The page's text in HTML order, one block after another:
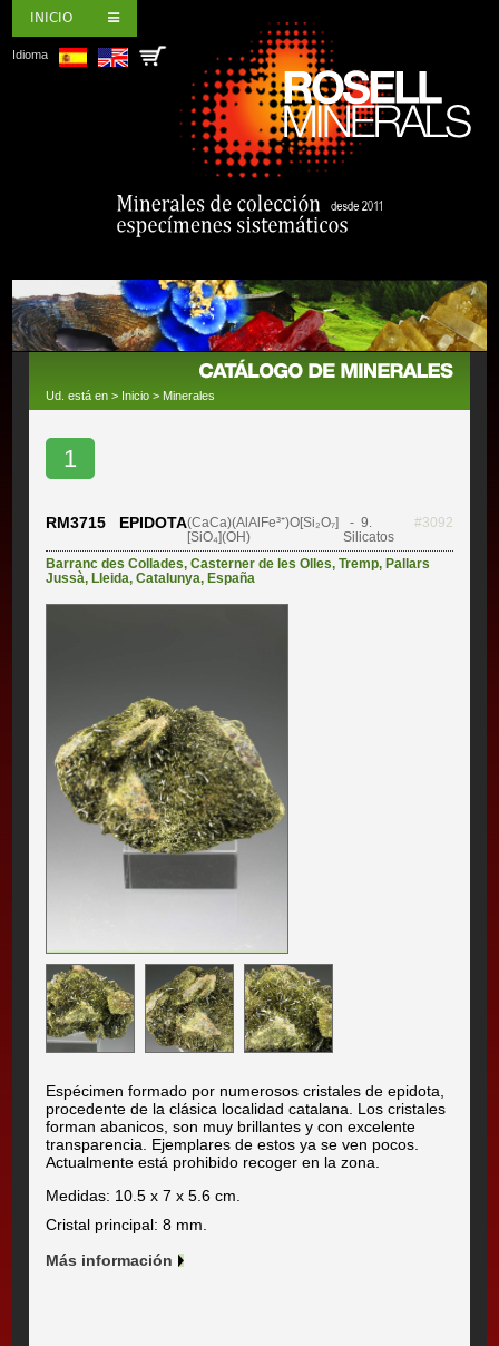
INICIO
Idioma
Ud. está en > Inicio > Minerales
1
RM3715 EPIDOTA(CaCa)(AlAlFe³⁺)O[Si₂O₇]
[SiO₄](OH)
- 9.
Silicatos
#3092
Barranc des Collades,Casterner de les Olles,Tremp, Pallars
Jussà, Lleida,Catalunya, España
Espécimen formado por numerosos cristales de epidota,
procedente de la clásica localidad catalana. Los cristales
forman abanicos, son muy brillantes y con excelente
transparencia. Ejemplares de estos ya se ven pocos.
Actualmente está prohibido recoger en la zona.
Medidas: 10.5 x 7 x 5.6 cm.
Cristal principal: 8 mm.
Más información